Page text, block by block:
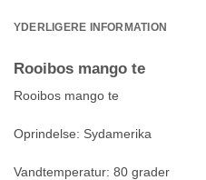
YDERLIGERE INFORMATION
Rooibos mango te
Rooibos mango te
Oprindelse: Sydamerika
Vandtemperatur: 80 grader